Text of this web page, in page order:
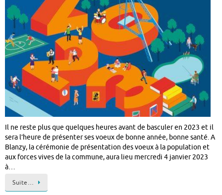
Il ne reste plus que quelques heures avant de basculer en 2023 et il
sera l’heure de présenter ses voeux de bonne année, bonne santé. A
Blanzy, la cérémonie de présentation des voeux à la population et
aux forces vives de la commune, aura lieu mercredi 4 janvier 2023
à…
Suite…